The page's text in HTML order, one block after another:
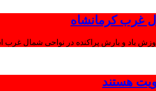
غرب کرمانشاه
وزش باد و بارش پراکنده در نواحی شمال
هستند